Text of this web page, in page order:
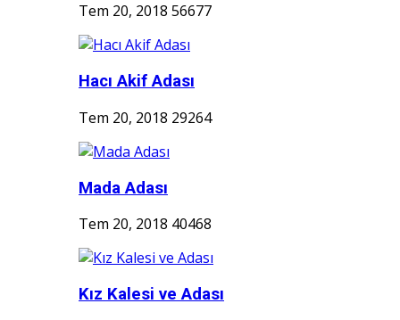
Tem 20, 2018 56677
Hacı Akif Adası
Tem 20, 2018 29264
Mada Adası
Tem 20, 2018 40468
Kız Kalesi ve Adası